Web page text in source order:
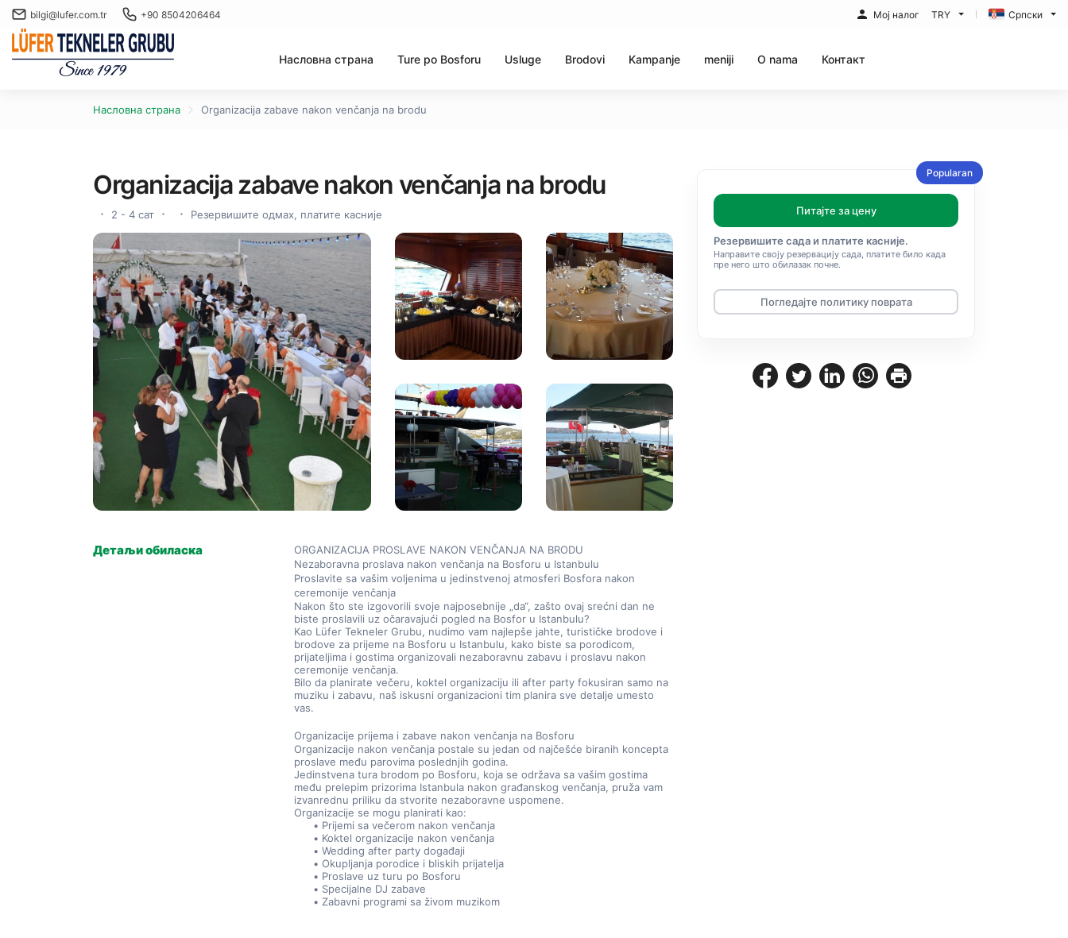
bilgi@lufer.com.tr +90 8504206464 Мој налог TRY Српски
Насловна страна Ture po Bosforu Usluge Brodovi Kampanje meniji O nama Контакт
Насловна страна Organizacija zabave nakon venčanja na brodu
Organizacija zabave nakon venčanja na brodu
2 - 4 сат Резервишите одмах, платите касније
Детаљи обиласка
ORGANIZACIJA PROSLAVE NAKON VENČANJA NA BRODU
Nezaboravna proslava nakon venčanja na Bosforu u Istanbulu
Proslavite sa vašim voljenima u jedinstvenoj atmosferi Bosfora nakon
ceremonije venčanja
Nakon što ste izgovorili svoje najposebnije „da“, zašto ovaj srećni dan ne
biste proslavili uz očaravajući pogled na Bosfor u Istanbulu?
Kao Lüfer Tekneler Grubu, nudimo vam najlepše jahte, turističke brodove i
brodove za prijeme na Bosforu u Istanbulu, kako biste sa porodicom,
prijateljima i gostima organizovali nezaboravnu zabavu i proslavu nakon
ceremonije venčanja.
Bilo da planirate večeru, koktel organizaciju ili after party fokusiran samo na
muziku i zabavu, naš iskusni organizacioni tim planira sve detalje umesto
vas.
Organizacije prijema i zabave nakon venčanja na Bosforu
Organizacije nakon venčanja postale su jedan od najčešće biranih koncepta
proslave među parovima poslednjih godina.
Jedinstvena tura brodom po Bosforu, koja se održava sa vašim gostima
među prelepim prizorima Istanbula nakon građanskog venčanja, pruža vam
izvanrednu priliku da stvorite nezaboravne uspomene.
Organizacije se mogu planirati kao:
Prijemi sa večerom nakon venčanja
Koktel organizacije nakon venčanja
Wedding after party događaji
Okupljanja porodice i bliskih prijatelja
Proslave uz turu po Bosforu
Specijalne DJ zabave
Zabavni programi sa živom muzikom
Popularan
Питајте за цену
Резервишите сада и платите касније.
Направите своју резервацију сада, платите било када
пре него што обилазак почне.
Погледајте политику поврата